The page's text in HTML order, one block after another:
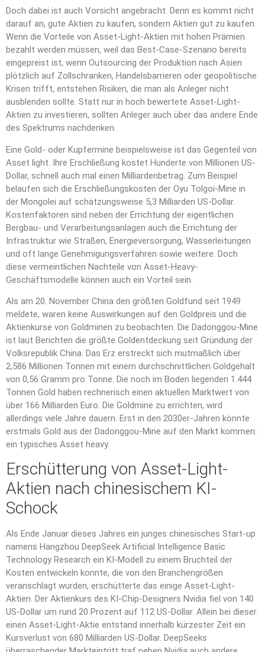
Doch dabei ist auch Vorsicht angebracht. Denn es kommt nicht
darauf an, gute Aktien zu kaufen, sondern Aktien gut zu kaufen.
Wenn die Vorteile von Asset-Light-Aktien mit hohen Prämien
bezahlt werden müssen, weil das Best-Case-Szenario bereits
eingepreist ist, wenn Outsourcing der Produktion nach Asien
plötzlich auf Zollschranken, Handelsbarrieren oder geopolitische
Krisen trifft, entstehen Risiken, die man als Anleger nicht
ausblenden sollte. Statt nur in hoch bewertete Asset-Light-
Aktien zu investieren, sollten Anleger auch über das andere Ende
des Spektrums nachdenken.
Eine Gold- oder Kupfermine beispielsweise ist das Gegenteil von
Asset light. Ihre Erschließung kostet Hunderte von Millionen US-
Dollar, schnell auch mal einen Milliardenbetrag. Zum Beispiel
belaufen sich die Erschließungskosten der Oyu Tolgoi-Mine in
der Mongolei auf schätzungsweise 5,3 Milliarden US-Dollar.
Kostenfaktoren sind neben der Errichtung der eigentlichen
Bergbau- und Verarbeitungsanlagen auch die Errichtung der
Infrastruktur wie Straßen, Energieversorgung, Wasserleitungen
und oft lange Genehmigungsverfahren sowie weitere. Doch
diese vermeintlichen Nachteile von Asset-Heavy-
Geschäftsmodelle können auch ein Vorteil sein.
Als am 20. November China den größten Goldfund seit 1949
meldete, waren keine Auswirkungen auf den Goldpreis und die
Aktienkurse von Goldminen zu beobachten. Die Dadonggou-Mine
ist laut Berichten die größte Goldentdeckung seit Gründung der
Volksrepublik China. Das Erz erstreckt sich mutmaßlich über
2,586 Millionen Tonnen mit einem durchschnittlichen Goldgehalt
von 0,56 Gramm pro Tonne. Die noch im Boden liegenden 1.444
Tonnen Gold haben rechnerisch einen aktuellen Marktwert von
über 166 Milliarden Euro. Die Goldmine zu errichten, wird
allerdings viele Jahre dauern. Erst in den 2030er-Jahren könnte
erstmals Gold aus der Dadonggou-Mine auf den Markt kommen:
ein typisches Asset heavy.
Erschütterung von Asset-Light-
Aktien nach chinesischem KI-
Schock
Als Ende Januar dieses Jahres ein junges chinesisches Start-up
namens Hangzhou DeepSeek Artificial Intelligence Basic
Technology Research ein KI-Modell zu einem Bruchteil der
Kosten entwickeln konnte, die von den Branchengrößen
veranschlagt wurden, erschütterte das einige Asset-Light-
Aktien. Der Aktienkurs des KI-Chip-Designers Nvidia fiel von 140
US-Dollar um rund 20 Prozent auf 112 US-Dollar. Allein bei dieser
einen Asset-Light-Aktie entstand innerhalb kürzester Zeit ein
Kursverlust von 680 Milliarden US-Dollar. DeepSeeks